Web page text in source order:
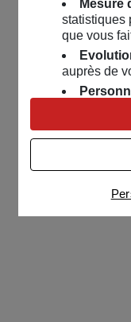
Mesure
statistiques
que vous
auprès de
nous
contenus
Univers
nos
publicités
Connaître notre
partenaires